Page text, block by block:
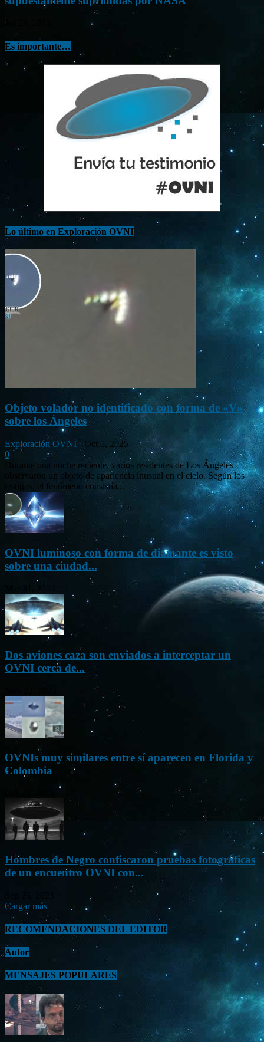
Jul 23, 2015
Es importante…
Lo último en Exploración OVNI
Objeto volador no identificado con forma de «V»
sobre los Ángeles
Exploración OVNI - Oct 5, 2025
0
Durante una noche reciente, varios residentes de Los Ángeles
observaron un objeto de apariencia inusual en el cielo. Según los
testigos, el fenómeno consistía...
OVNI luminoso con forma de diamante es visto
sobre una ciudad...
Dos aviones caza son enviados a interceptar un
OVNI cerca de...
OVNIs muy similares entre sí aparecen en Florida y
Colombia
Hombres de Negro confiscaron pruebas fotográficas
de un encuentro OVNI con...
Cargar más
RECOMENDACIONES DEL EDITOR
Autor
MENSAJES POPULARES